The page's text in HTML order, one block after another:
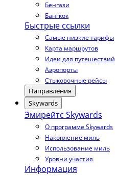
Бенгази
Бангкок
Быстрые ссылки
Самые низкие тарифы
Карта маршрутов
Идеи для путешествий
Аэропорты
Стыковочные рейсы
Направления
Skywards
Эмирейтс Skywards
О программе Skywards
Накопление миль
Использование миль
Уровни участия
Информация